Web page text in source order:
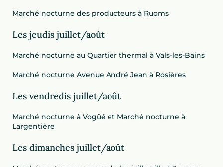
Marché nocturne des producteurs à Ruoms
Les jeudis juillet/août
Marché nocturne au Quartier thermal à Vals-les-Bains
Marché nocturne Avenue André Jean à Rosières
Les vendredis juillet/août
Marché nocturne à Vogüé et Marché nocturne à
Largentière
Les dimanches juillet/août